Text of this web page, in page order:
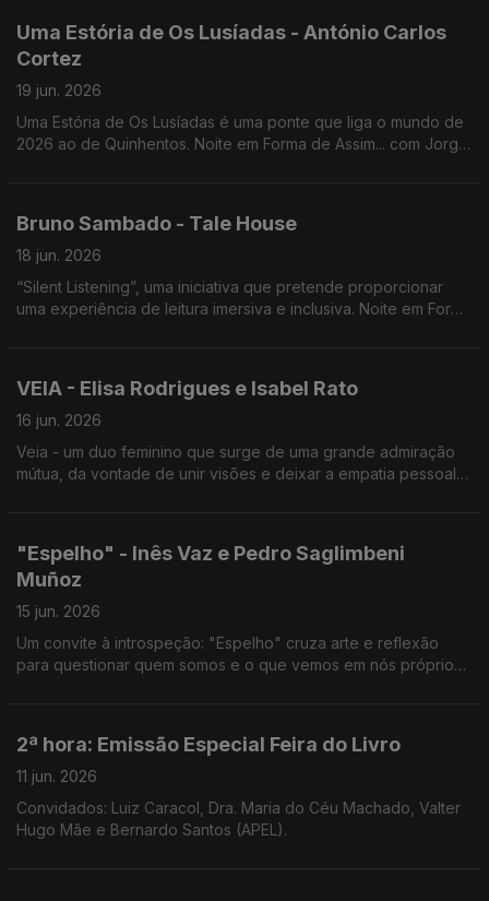
Uma Estória de Os Lusíadas - António Carlos
Cortez
19 jun. 2026
Uma Estória de Os Lusíadas é uma ponte que liga o mundo de
2026 ao de Quinhentos. Noite em Forma de Assim... com Jorge
Bruno Sambado - Tale House
18 jun. 2026
“Silent Listening”, uma iniciativa que pretende proporcionar
uma experiência de leitura imersiva e inclusiva. Noite em Forma
VEIA - Elisa Rodrigues e Isabel Rato
16 jun. 2026
Veia - um duo feminino que surge de uma grande admiração
mútua, da vontade de unir visões e deixar a empatia pessoal
"Espelho" - Inês Vaz e Pedro Saglimbeni
Muñoz
15 jun. 2026
Um convite à introspeção: "Espelho" cruza arte e reflexão
para questionar quem somos e o que vemos em nós próprios.
2ª hora: Emissão Especial Feira do Livro
11 jun. 2026
Convidados: Luiz Caracol, Dra. Maria do Céu Machado, Valter
Hugo Mãe e Bernardo Santos (APEL).